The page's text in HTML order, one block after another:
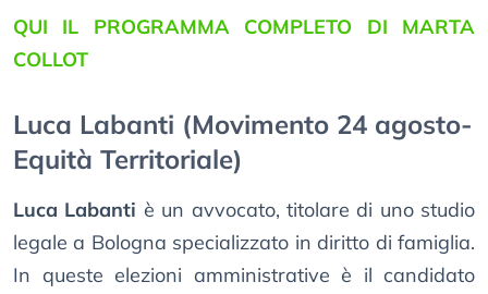
QUI IL PROGRAMMA COMPLETO DI MARTA
COLLOT
Luca Labanti (Movimento 24 agosto-
Equità Territoriale)
Luca Labanti è un avvocato, titolare di uno studio
legale a Bologna specializzato in diritto di famiglia.
In queste elezioni amministrative è il candidato